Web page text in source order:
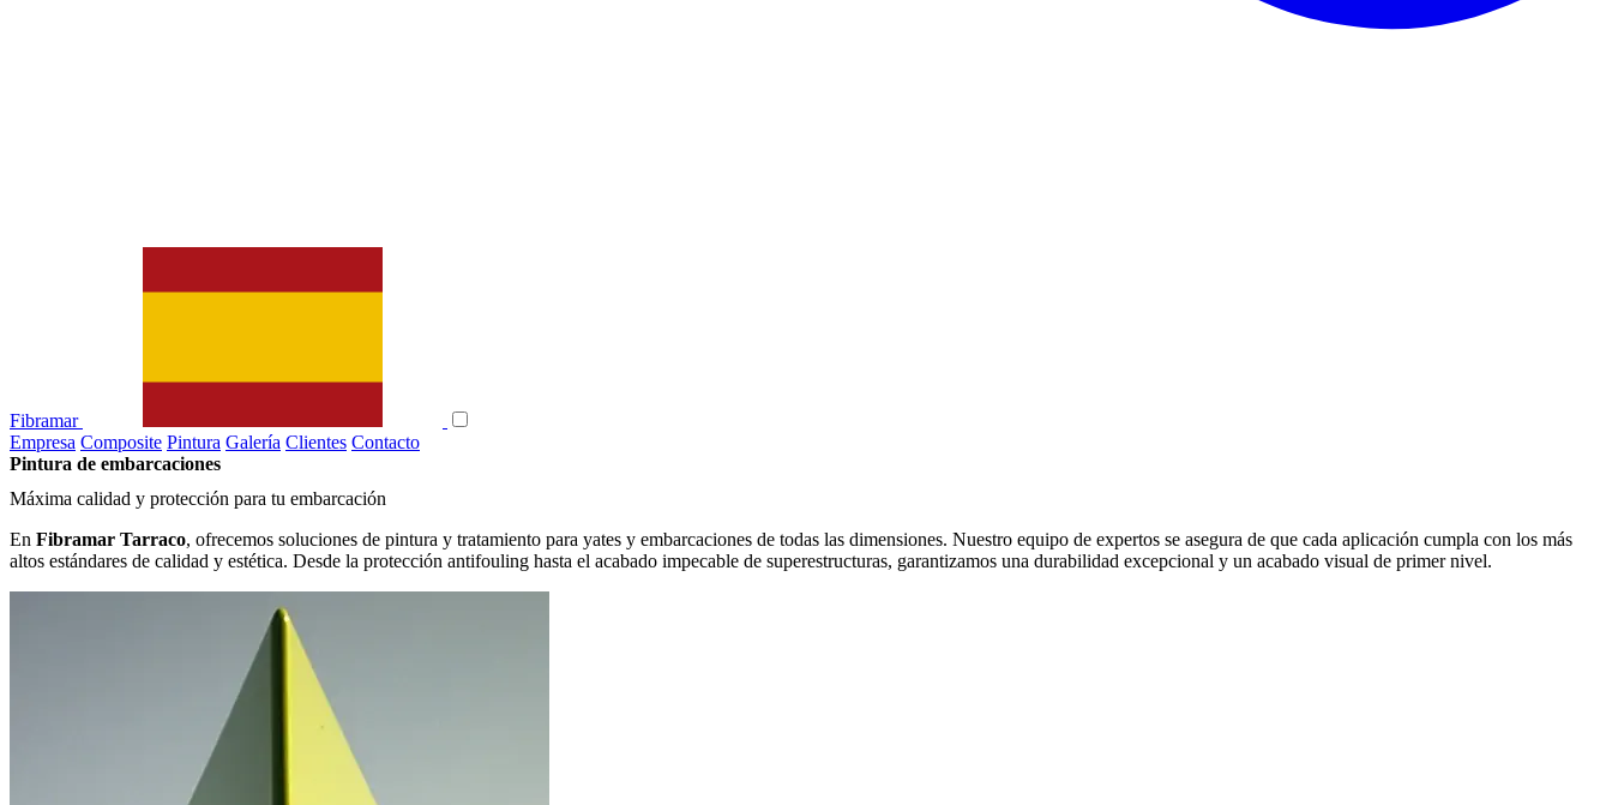
Fibramar
Empresa Composite Pintura Galería Clientes Contacto
Pintura de embarcaciones
Máxima calidad y protección para tu embarcación
En Fibramar Tarraco, ofrecemos soluciones de pintura y tratamiento para yates y embarcaciones de todas las dimensiones. Nuestro equipo de expertos se asegura de que cada aplicación cumpla con los más
altos estándares de calidad y estética. Desde la protección antifouling hasta el acabado impecable de superestructuras, garantizamos una durabilidad excepcional y un acabado visual de primer nivel.